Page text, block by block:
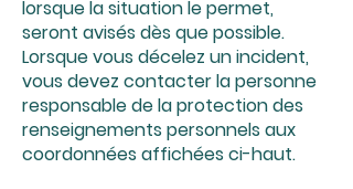
lorsque la situation le permet,
seront avisés dès que possible.
Lorsque vous décelez un incident,
vous devez contacter la personne
responsable de la protection des
renseignements personnels aux
coordonnées affichées ci-haut.